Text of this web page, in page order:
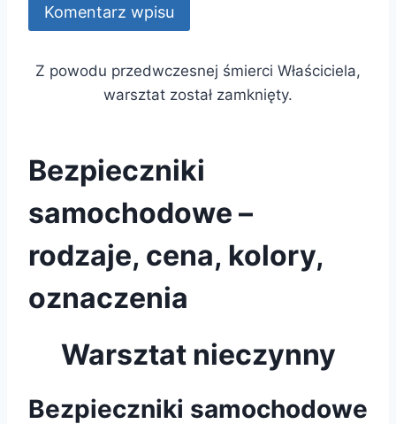
Z powodu przedwczesnej śmierci Właściciela,
warsztat został zamknięty.
Bezpieczniki
samochodowe –
rodzaje, cena, kolory,
oznaczenia
Warsztat nieczynny
Bezpieczniki samochodowe